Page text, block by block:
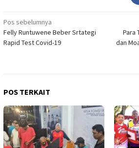
Navigasi
pos
Pos sebelumnya
Felly Runtuwene Beber Srtategi
Rapid Test Covid-19
Para
dan
POS TERKAIT